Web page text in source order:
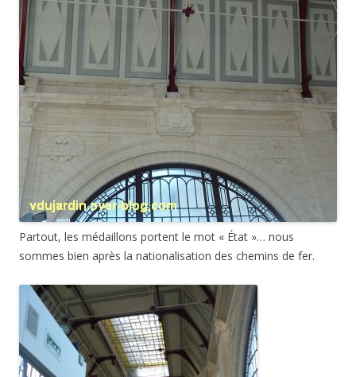
Partout, les médaillons portent le mot « État »… nous
sommes bien après la nationalisation des chemins de fer.